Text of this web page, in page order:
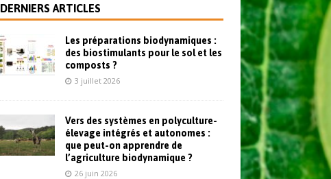
DERNIERS ARTICLES
Les préparations biodynamiques :
des biostimulants pour le sol et les
composts ?
3 juillet 2026
Vers des systèmes en polyculture-
élevage intégrés et autonomes :
que peut-on apprendre de
l’agriculture biodynamique ?
26 juin 2026